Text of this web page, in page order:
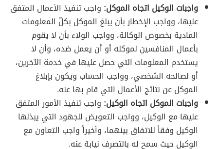
واجبات الوكيل اتجاه الموكل: واجب تنفيذ الأعمال المتفق
عليها، وواجب الإخطار بأن يبلغ الموكل بكلّ المعلومات
المادية بخصوص الوكالة، وواجب الولاء بأن لا يقوم
بأعمال المنافسين لموكله أو أن يعمل ضده، وأن لا
يستخدم المعلومات التي حصل عليها في خدمة الآخرين،
أو لصالحه الشخصي، وواجب الحساب ويكون بإبلاغ
الموكل عن نتائج الأعمال التي قام بها عنه.
واجبات الموكل اتجاه الوكيل: واجب تنفيذ الأمور المتفق
عليها مع الوكيل، وواجب التعويض للجهود التي يبذلها
الوكيل وفقاً للاتفاق بينهما، وأخيراً واجب التعاون مع
الوكيل حيث سمح له بالتصرف نيابة عنه.